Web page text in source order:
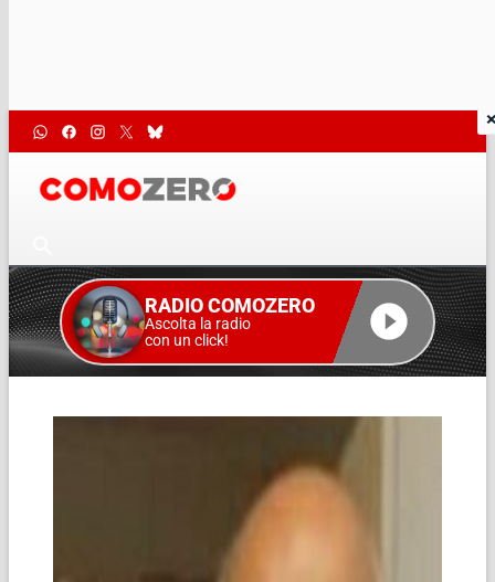
RADIO COMOZERO
Ascolta la radio
con un click!